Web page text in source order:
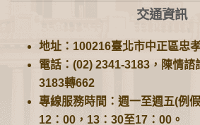
交通資訊
地址：100216臺北市中正區忠
電話：(02) 2341-3183，陳情諮
3183轉662
專線服務時間：週一至週五(例
12：00，13：30至17：00。